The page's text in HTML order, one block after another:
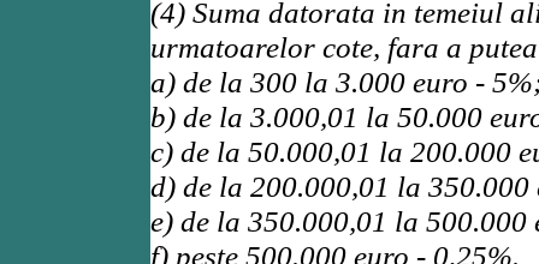
(4) Suma datorata in temeiul
urmatoarelor cote, fara a
a) de la 300 la 3.000 euro -
b) de la 3.000,01 la 50.000
c) de la 50.000,01 la 200.000
d) de la 200.000,01 la 350.000
e) de la 350.000,01 la 500.000
f) peste 500.000 euro - 0,25%.